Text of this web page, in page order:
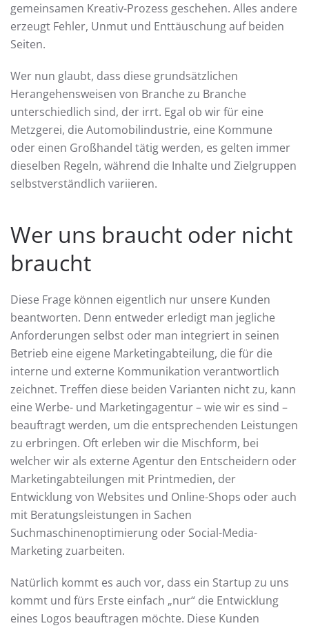
gemeinsamen Kreativ-Prozess geschehen. Alles andere
erzeugt Fehler, Unmut und Enttäuschung auf beiden
Seiten.
Wer nun glaubt, dass diese grundsätzlichen
Herangehensweisen von Branche zu Branche
unterschiedlich sind, der irrt. Egal ob wir für eine
Metzgerei, die Automobilindustrie, eine Kommune
oder einen Großhandel tätig werden, es gelten immer
dieselben Regeln, während die Inhalte und Zielgruppen
selbstverständlich variieren.
Wer uns braucht oder nicht
braucht
Diese Frage können eigentlich nur unsere Kunden
beantworten. Denn entweder erledigt man jegliche
Anforderungen selbst oder man integriert in seinen
Betrieb eine eigene Marketingabteilung, die für die
interne und externe Kommunikation verantwortlich
zeichnet. Treffen diese beiden Varianten nicht zu, kann
eine Werbe- und Marketingagentur – wie wir es sind –
beauftragt werden, um die entsprechenden Leistungen
zu erbringen. Oft erleben wir die Mischform, bei
welcher wir als externe Agentur den Entscheidern oder
Marketingabteilungen mit Printmedien, der
Entwicklung von Websites und Online-Shops oder auch
mit Beratungsleistungen in Sachen
Suchmaschinenoptimierung oder Social-Media-
Marketing zuarbeiten.
Natürlich kommt es auch vor, dass ein Startup zu uns
kommt und fürs Erste einfach „nur“ die Entwicklung
eines Logos beauftragen möchte. Diese Kunden